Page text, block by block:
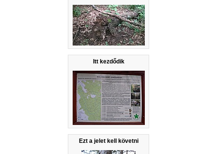
Itt kezdődik
Ezt a jelet kell követni